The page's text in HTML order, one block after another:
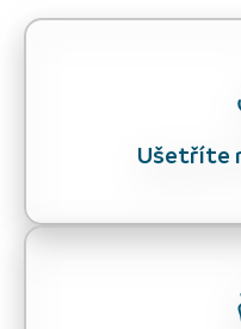
Ušetříte